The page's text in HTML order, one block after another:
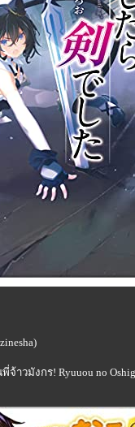
าวมังกร! Ryuuou no